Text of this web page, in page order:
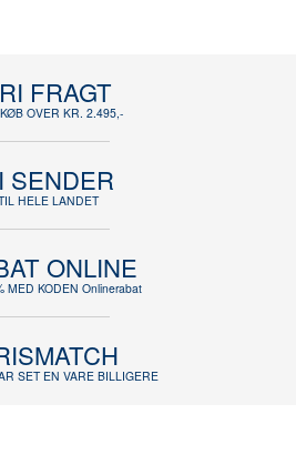
FRAGT
OVER KR. 2.495,-
SENDER
HELE LANDET
ONLINE
MED KODEN Onlinerabat
SET EN VARE BILLIGERE